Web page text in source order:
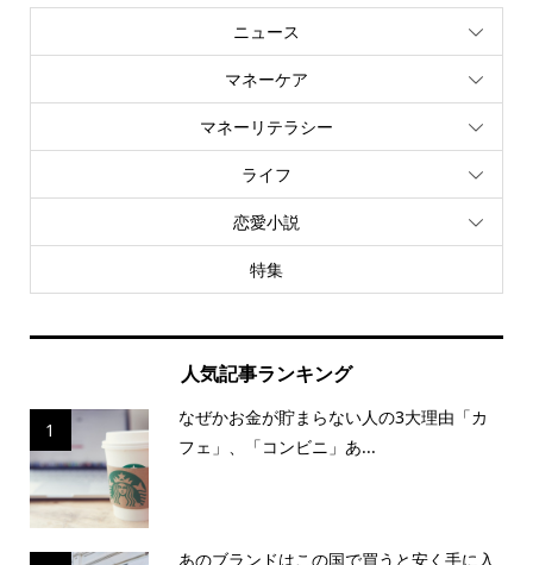
ニュース
マネーケア
マネーリテラシー
ライフ
恋愛小説
特集
人気記事ランキング
1
なぜかお金が貯まらない人の3大理由「カ
フェ」、「コンビニ」あ...
あのブランドはこの国で買うと安く手に入